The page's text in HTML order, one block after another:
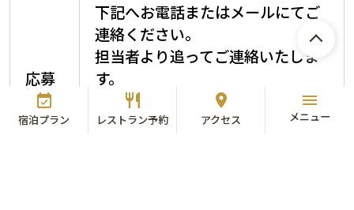
宿泊プラン レストラン予約 アクセス メニュー
応募
方法
下記へお電話またはメールにてご
連絡ください。
担当者より追ってご連絡いたしま
す。
ホテル東京ベイ株式会社 人事
課 採用担当